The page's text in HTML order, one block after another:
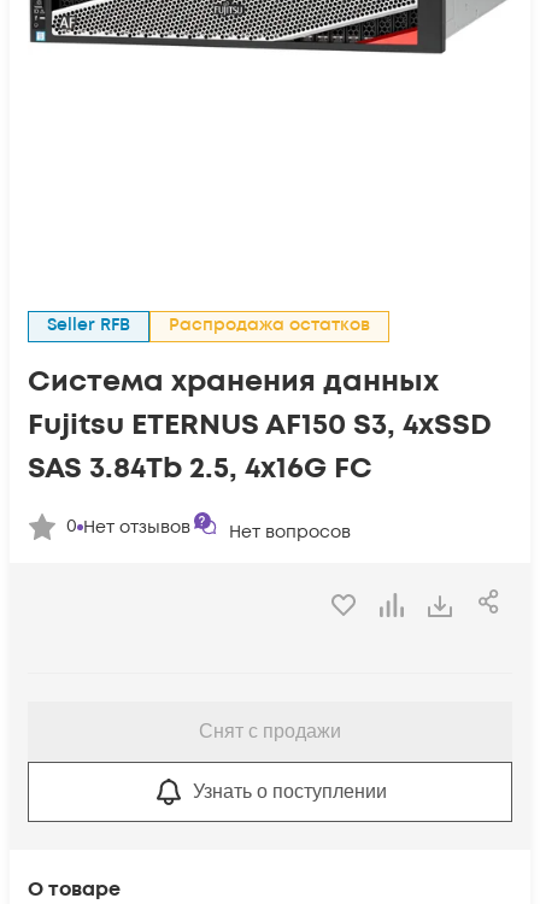
О товаре
Seller RFB Распродажа остатков
Система хранения данных
Fujitsu ETERNUS AF150 S3, 4xSSD
SAS 3.84Tb 2.5, 4x16G FC
0 Нет отзывов Нет вопросов
Снят с продажи
Узнать о поступлении